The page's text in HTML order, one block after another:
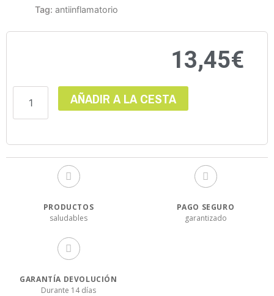
Tag: antiinflamatorio
13,45€
NEO
CÁPSULAS
AÑADIR A LA CESTA
PRODUCTOS
saludables
PAGO SEGURO
garantizado
GARANTÍA DEVOLUCIÓN
Durante 14 días